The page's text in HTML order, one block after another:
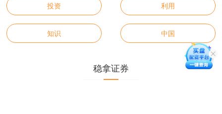
投资 利用
知识 中国
稳拿证券